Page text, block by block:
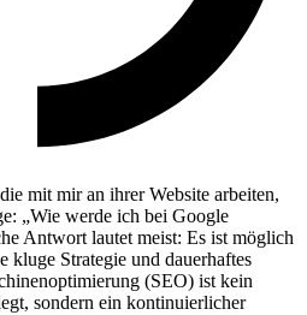
mit mir an ihrer Website arbeiten,
„Wie werde ich bei Google
Antwort lautet meist: Es ist möglich
kluge Strategie und dauerhaftes
(SEO) ist kein
sondern ein kontinuierlicher